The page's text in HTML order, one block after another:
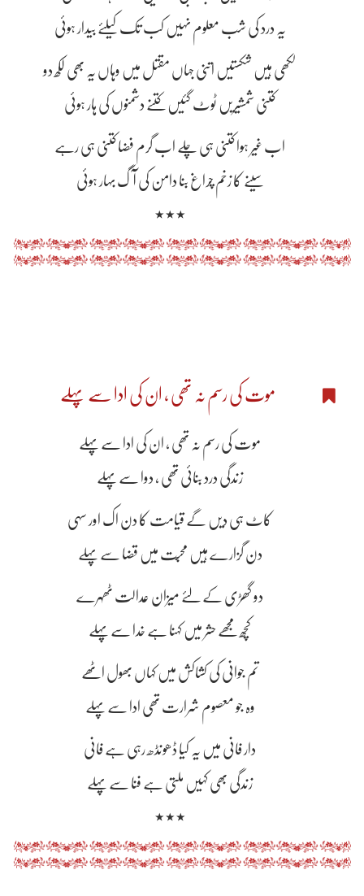
یہ درد کی شب معلوم نہیں کب تک کیلئے بیدار ہوئی
لکھی ہیں شکستیں اتنی جہاں مقتل میں وہاں یہ بھی لکھ دو
کتنی شمشیریں ٹوٹ گئیں کتنے دشمنوں کی ہار ہوئی
اب غیر ہوا کتنی ہی چلے اب گرم فضا کتنی ہی رہے
سینے کا زخم چراغ بنا دامن کی آگ بہار ہوئی
٭٭٭
موت کی رسم نہ تھی , ان کی ادا سے پہلے
موت کی رسم نہ تھی , ان کی ادا سے پہلے
زندگی درد بنائی تھی , دوا سے پہلے
کاٹ ہی دیں گے قیامت کا دن اک اور سہی
دن گزارے ہیں محبّت میں قضا سے پہلے
دو گھڑی کے لئے میزان عدالت ٹھہرے
کچھ مجھے حشر میں کہنا ہے خدا سے پہلے
تم جوانی کی کشاکش میں کہاں بھول اٹھے
وہ جو معصوم شرارت تھی ادا سے پہلے
دار فانی میں یہ کیا ڈھونڈھ رہی ہے فانی
زندگی بھی کہیں ملتی ہے فنا سے پہلے
٭٭٭